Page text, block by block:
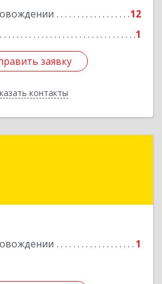
12
1
заявку
контакты
заявку
Назад
1